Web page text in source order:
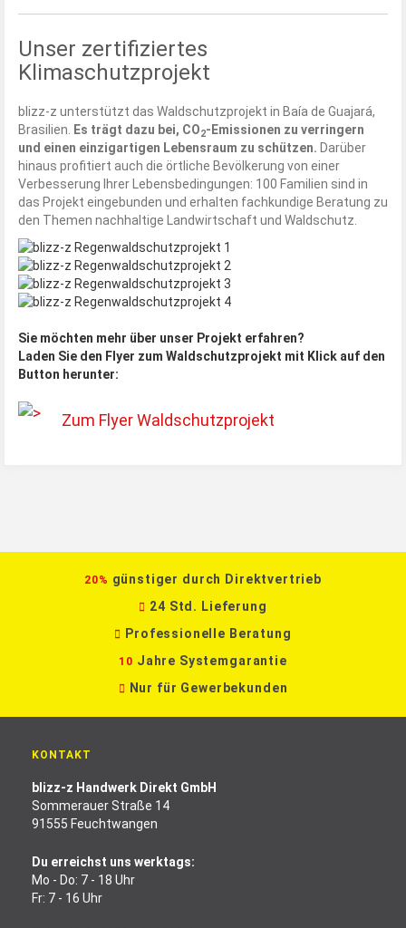
Unser zertifiziertes
Klimaschutzprojekt
blizz-z unterstützt das Waldschutzprojekt in Baía de Guajará,
Brasilien.
Es trägt dazu bei, CO2-Emissionen zu verringern
und einen einzigartigen Lebensraum zu schützen. Darüber
hinaus profitiert auch die örtliche Bevölkerung von einer
Verbesserung Ihrer Lebensbedingungen: 100 Familien sind in
das Projekt eingebunden und erhalten fachkundige Beratung zu
den Themen nachhaltige Landwirtschaft und Waldschutz.
Sie möchten mehr über unser Projekt erfahren?
Laden Sie den Flyer zum Waldschutzprojekt mit Klick auf den
Button herunter:
Zum Flyer Waldschutzprojekt
20% günstiger durch Direktvertrieb
24 Std. Lieferung
Professionelle Beratung
10 Jahre Systemgarantie
Nur für Gewerbekunden
KONTAKT
blizz-z Handwerk Direkt GmbH
Sommerauer Straße 14
91555 Feuchtwangen
Du erreichst uns werktags:
Mo - Do: 7 - 18 Uhr
Fr: 7 - 16 Uhr